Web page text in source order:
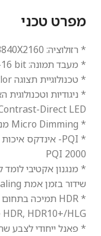
מפרט טכני
* רזולוציה: 4K 3840X2160
* מעבד תמונה: Crystal processor 4K-16 bit
* טכנולוגיית תצוגה Pure Color ללא צריבת תמונה
* ניגודיות
Direct LED
* Micro Dimming מנגנון תאורה חכמה UHD Dimming
2000 PQI
* מנגנון אקטיבי
שידור בזמן אמת 4K Upscaling
HDR10+/HLG
* פאנל ייחודי לצבע